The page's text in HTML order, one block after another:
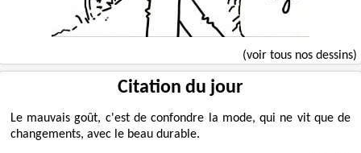
(voir tous nos dessins)
Citation du jour
Le mauvais goût, c'est de confondre la mode, qui ne vit que de
changements, avec le beau durable.